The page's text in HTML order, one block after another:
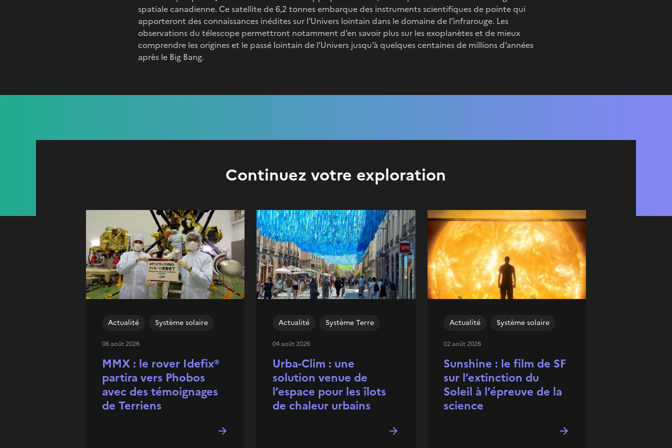
spatiale canadienne. Ce satellite de 6,2 tonnes embarque des instruments scientifiques de pointe qui
apporteront des connaissances inédites sur l’Univers lointain dans le domaine de l’infrarouge. Les
observations du télescope permettront notamment d’en savoir plus sur les exoplanètes et de mieux
comprendre les origines et le passé lointain de l’Univers jusqu’à quelques centaines de millions d’années
après le Big Bang.
Continuez votre exploration
MMX : le rover Idefix®
partira vers Phobos
avec des témoignages
de Terriens
Actualité Système solaire
06 août 2026
Urba-Clim : une
solution venue de
l’espace pour les îlots
de chaleur urbains
Actualité Système Terre
04 août 2026
Sunshine : le film de SF
sur l’extinction du
Soleil à l’épreuve de la
science
Actualité Système solaire
02 août 2026